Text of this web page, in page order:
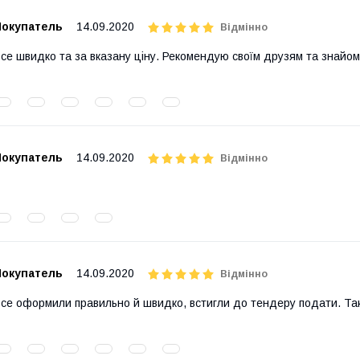
14.09.2020 Відмінно
швидко та за вказану ціну. Рекомендую своїм друзям та
14.09.2020 Відмінно
14.09.2020 Відмінно
оформили правильно й швидко, встигли до тендеру подати.